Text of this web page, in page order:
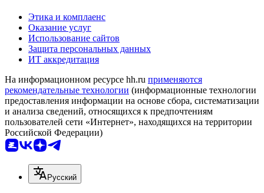
Этика и комплаенс
Оказание услуг
Использование сайтов
Защита персональных данных
ИТ аккредитация
На информационном ресурсе hh.ru применяются
рекомендательные технологии (информационные технологии
предоставления информации на основе сбора, систематизации
и анализа сведений, относящихся к предпочтениям
пользователей сети «Интернет», находящихся на территории
Российской Федерации)
Русский